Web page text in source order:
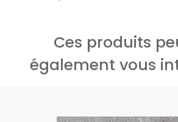
Ces produits
également vous